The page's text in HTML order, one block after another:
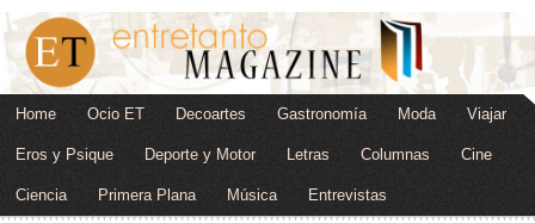
Home Ocio ET Decoartes Gastronomía Moda Viajar
Eros y Psique Deporte y Motor Letras Columnas Cine
Ciencia Primera Plana Música Entrevistas